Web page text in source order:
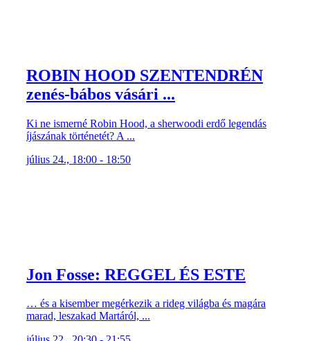
ROBIN HOOD SZENTENDRÉN
zenés-bábos vásári ...
Ki ne ismerné Robin Hood, a sherwoodi erdő legendás
íjászának történetét? A ...
július 24., 18:00 - 18:50
Jon Fosse: REGGEL ÉS ESTE
… és a kisember megérkezik a rideg világba és magára
marad, leszakad Martáról, ...